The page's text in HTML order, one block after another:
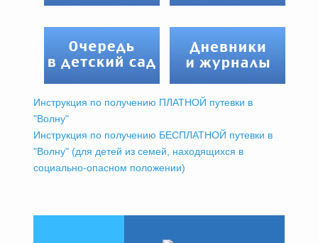
Инструкция по получению ПЛАТНОЙ путевки в
"Волну"
Инструкция по получению БЕСПЛАТНОЙ путевки в
"Волну" (для детей из семей, находящихся в
социально-опасном положении)